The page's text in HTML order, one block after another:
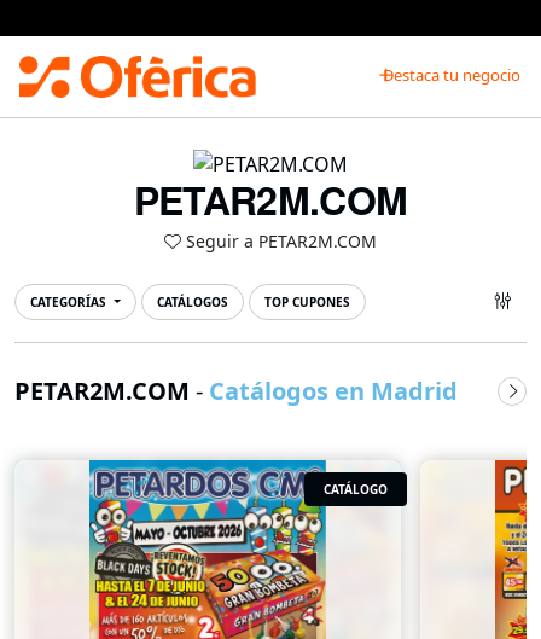
Prensa Ibérica
Destaca tu negocio
PETAR2M.COM
Seguir a PETAR2M.COM
CATEGORÍAS CATÁLOGOS TOP CUPONES
PETAR2M.COM - Catálogos en Madrid
CATÁLOGO